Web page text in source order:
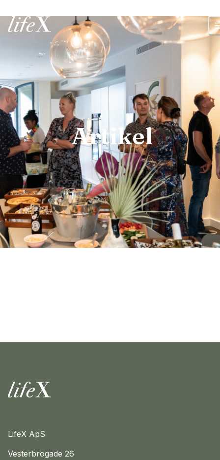
Zuhause
Artikel
LifeX ApS
Vesterbrogade 26